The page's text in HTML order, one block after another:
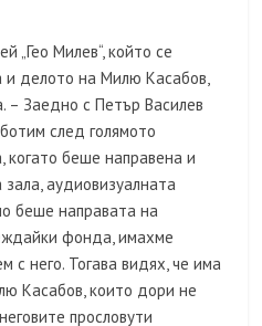
„Гео Милев“, който се
и делото на Милю Касабов,
– Заедно с Петър Василев
след голямото
когато беше направена и
аудиовизуалната
беше направата на
фонда, имахме
с него. Тогава видях, че има
Касабов, които дори не
прословути